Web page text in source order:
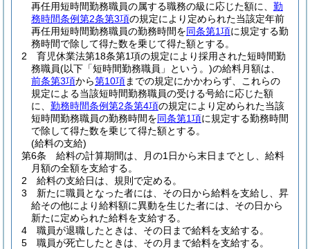
再任用短時間勤務職員の属する職務の級に応じた額に、 勤
務時間条例第2条第3項の規定により定められた当該定年前
再任用短時間勤務職員の勤務時間を同条第1項に規定する勤
務時間で除して得た数を乗じて得た額とする。
2
育児休業法第18条第1項の規定により採用された短時間勤
務職員(以下「短時間勤務職員」という。)の給料月額は、
前条第3項から第10項までの規定にかかわらず、これらの
規定による当該短時間勤務職員の受ける号給に応じた額
に、 勤務時間条例第2条第4項の規定により定められた当該
短時間勤務職員の勤務時間を同条第1項に規定する勤務時間
で除して得た数を乗じて得た額とする。
(給料の支給)
第6条
給料の計算期間は、月の1日から末日までとし、給料
月額の全額を支給する。
2
給料の支給日は、規則で定める。
3
新たに職員となった者には、その日から給料を支給し、昇
給その他により給料額に異動を生じた者には、その日から
新たに定められた給料を支給する。
4
職員が退職したときは、その日まで給料を支給する。
5
職員が死亡したときは、その月まで給料を支給する。